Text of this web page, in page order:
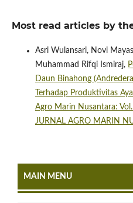
Most read articles by
Asri Wulansari, Novi
Muhammad Rifqi Ismiraj,
Daun Binahong
Terhadap Produktivitas
Agro Marin Nusantara:
JURNAL AGRO MARIN
MAIN MENU